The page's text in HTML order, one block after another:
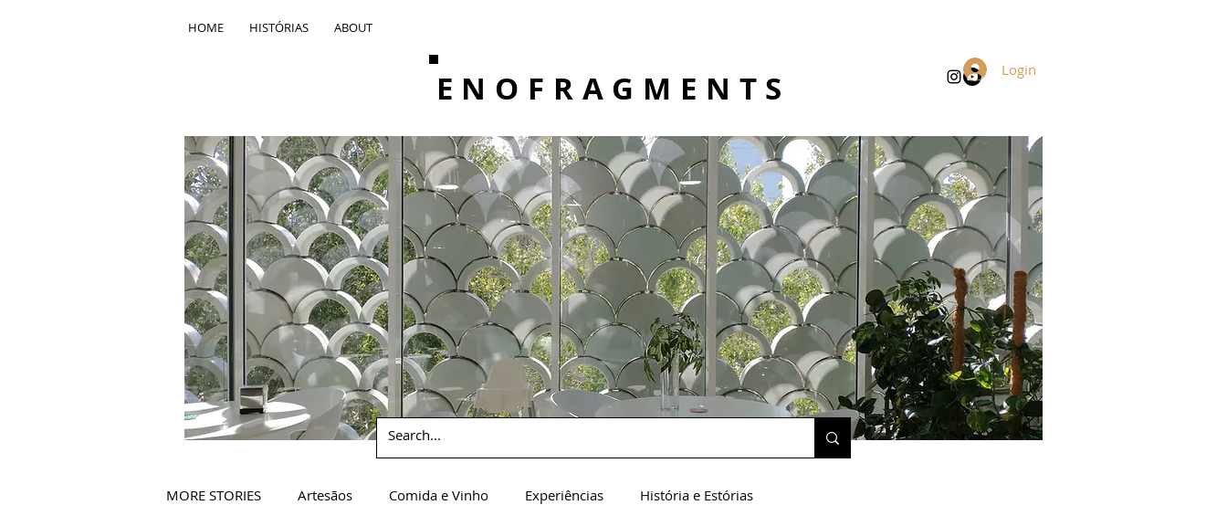
HOME HISTÓRIAS ABOUT
ENOFRAGMENTS Login
MORE STORIES Artesãos Comida e Vinho Experiências História e Estórias